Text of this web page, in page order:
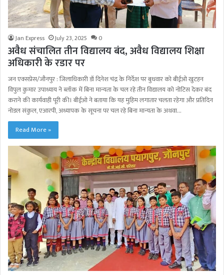
Jan Express July 23, 2025 0
अवैध संचालित तीन विद्यालय बंद, अवैध विद्यालय शिक्षा
अधिकारी के रडार पर
जन एक्सप्रेस/जौनपुर : जिलाधिकारी डॉ दिनेश चंद्र के निर्देश पर बुधवार को बीईओ खुटहन
विपुल कुमार उपाध्याय ने ब्लॉक में बिना मान्यता के चल रहे तीन विद्यालय को नोटिस देकर बंद
कराने की कार्यवाही पूरी की। बीईओ ने बताया कि यह मुहिम लगातार चलता रहेगा और प्रतिदिन
नोडल संकुल, एआरपी, अध्यापक के सूचना पर चल रहे बिना मान्यता के अथवा…
Read More »